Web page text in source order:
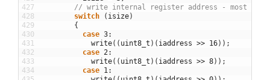
427
428
429
430
431
432
433
434
// write internal register address - most
switch
( isize)
{
case 3:
write( ( uint8_t ) ( iaddress >> 16) ) ;
case 2:
write( ( uint8_t ) ( iaddress >> 8) ) ;
case 1: